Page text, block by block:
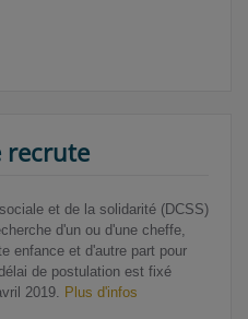
recrute
et de la solidarité (DCSS)
d'un ou d'une cheffe,
enfance et d'autre part pour
de postulation est fixé
2019.
Plus d'infos